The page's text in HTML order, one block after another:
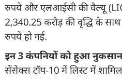
रुपये और एलआईसी की वैल्यू
2,340.25 करोड़ की वृद्धि के
रुपये हो गई.
इन 3 कंपनियों को हुआ नुकसान
सेंसेक्स टॉप-10 में लिस्ट में